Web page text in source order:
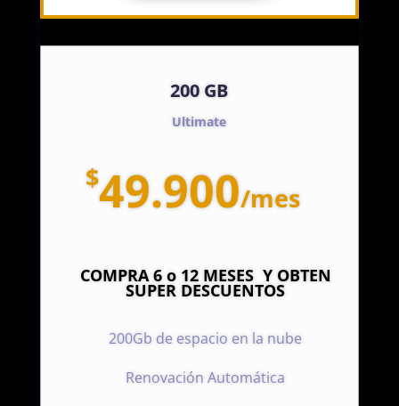
200 GB
Ultimate
$49.900/mes
COMPRA 6 o 12 MESES Y OBTEN
SUPER DESCUENTOS
200Gb de espacio en la nube
Renovación Automática